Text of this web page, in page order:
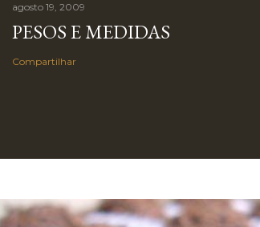
agosto 19, 2009
PESOS E MEDIDAS
Compartilhar